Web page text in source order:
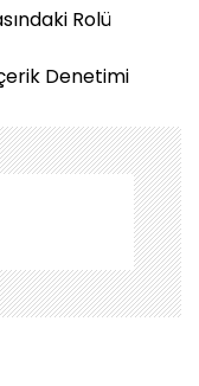
Rolü
Denetimi